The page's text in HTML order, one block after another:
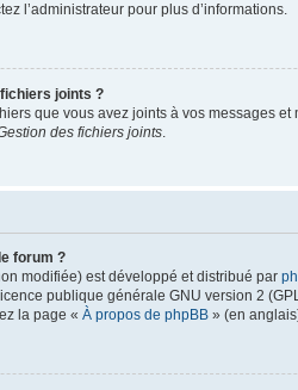
l’administrateur pour plus d’informations.
joints ?
que vous avez joints à vos messages
des fichiers joints.
forum ?
modifiée) est développé et distribué par
publique générale GNU version 2
la page « À propos de phpBB » (en